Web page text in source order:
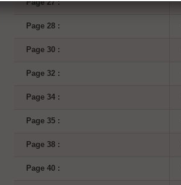
Page 27 :
Page 28 :
Page 30 :
Page 32 :
Page 34 :
Page 35 :
Page 38 :
Page 40 :